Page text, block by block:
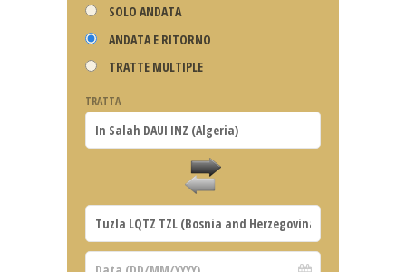
SOLO ANDATA
ANDATA E RITORNO
TRATTE MULTIPLE
TRATTA